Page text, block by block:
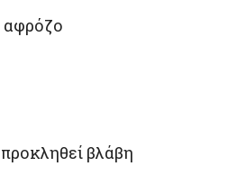
αφρόζο
βλάβη